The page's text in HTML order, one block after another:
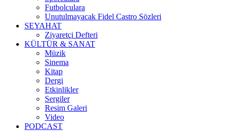
Futbolculara
Unutulmayacak Fidel Castro Sözleri
SEYAHAT
Ziyaretçi Defteri
KÜLTÜR & SANAT
Müzik
Sinema
Kitap
Dergi
Etkinlikler
Sergiler
Resim Galeri
Video
PODCAST